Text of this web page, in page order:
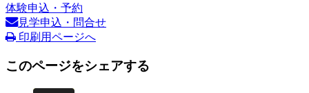
体験申込・予約
見学申込・問合せ
印刷用ページへ
このページをシェアする